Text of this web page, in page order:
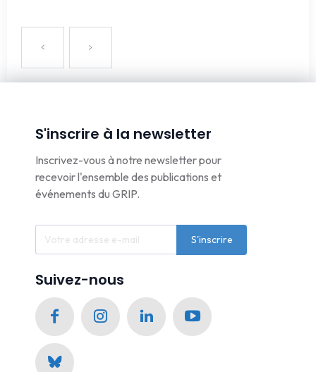
S'inscrire à la newsletter
Inscrivez-vous à notre newsletter pour
recevoir l'ensemble des publications et
événements du GRIP.
S'inscrire
Suivez-nous